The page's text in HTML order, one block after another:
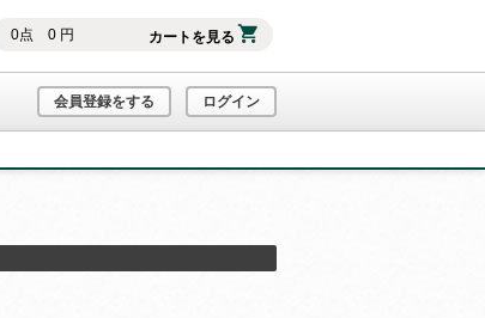
0点 0円 カートを見る
会員登録をする ログイン